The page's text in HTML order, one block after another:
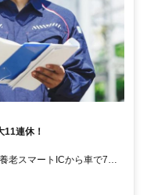
連休！
老スマートICから車で7分